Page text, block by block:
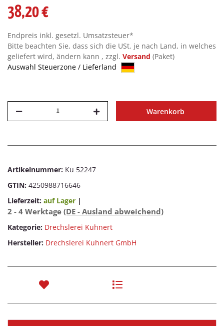
38,20 €
Endpreis inkl. gesetzl. Umsatzsteuer*
Bitte beachten Sie, dass sich die USt. je nach Land, in welches
geliefert wird, ändern kann , zzgl. Versand (Paket)
Auswahl Steuerzone / Lieferland
Warenkorb
Artikelnummer: Ku 52247
GTIN: 4250988716646
Lieferzeit: auf Lager |
2 - 4 Werktage (DE - Ausland abweichend)
Kategorie: Drechslerei Kuhnert
Hersteller: Drechslerei Kuhnert GmbH